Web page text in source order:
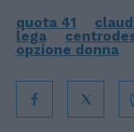
quota 41
lega
opzione donna